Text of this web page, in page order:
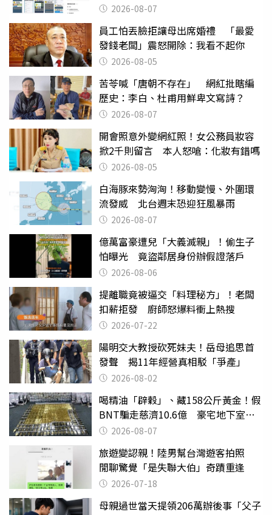
2026-08-07
員工怕丟臉拒讓母出席婚禮 「最愛
發錢老闆」震怒開除：我看不起你
2026-08-05
苦苓喊「唐朝不存在」 網紅批瞎編
歷史：李白、杜甫用鮮卑文寫詩？
2026-08-07
開會照意外變網紅照！女公務員妝容
掀2千則留言 本人怒嗆：化妝有錯嗎
2026-08-05
白海豚來勢洶洶！移動變慢、外圍環
流發威 北台週末恐迎狂風暴雨
2026-08-07
億萬富豪遭兒「大義滅親」！偷生子
怕曝光 竟盜鄰居身份辦假證落戶
2026-08-06
提離職竟被逼交「料理秘方」！老闆
扣薪拒發 廚師怒爆料衝上熱搜
2026-07-22
陽明交大教授砍死妹夫！岳母追思首
發聲 揭11年經營真相駁「爭產」
2026-08-02
喝精油「辟穀」、藏158公斤黃金！假
BNT騙走慈濟10.6億 豪宅地下室竟
挖出乾鮑金庫
2026-08-07
旅遊變認親！陸男幫台灣遊客拍照
閒聊驚覺「是失聯大伯」奇蹟重逢
2026-07-18
母親過世當天提領206萬辦後事「父子